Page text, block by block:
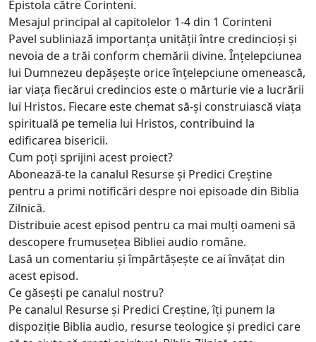
Epistola către Corinteni.
Mesajul principal al capitolelor 1-4 din 1 Corinteni
Pavel subliniază importanța unității între credincioși și
nevoia de a trăi conform chemării divine. Înțelepciunea
lui Dumnezeu depășește orice înțelepciune omenească,
iar viața fiecărui credincios este o mărturie vie a lucrării
lui Hristos. Fiecare este chemat să-și construiască viața
spirituală pe temelia lui Hristos, contribuind la
edificarea bisericii.
Cum poți sprijini acest proiect?
Abonează-te la canalul Resurse și Predici Creștine
pentru a primi notificări despre noi episoade din Biblia
Zilnică.
Distribuie acest episod pentru ca mai mulți oameni să
descopere frumusețea Bibliei audio române.
Lasă un comentariu și împărtășește ce ai învățat din
acest episod.
Ce găsești pe canalul nostru?
Pe canalul Resurse și Predici Creștine, îți punem la
dispoziție Biblia audio, resurse teologice și predici care